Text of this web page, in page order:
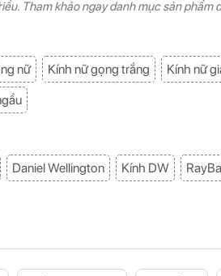
Tham khảo ngay danh mục sản
nữ Kính nữ gọng trắng Kính nữ
Daniel Wellington Kính DW